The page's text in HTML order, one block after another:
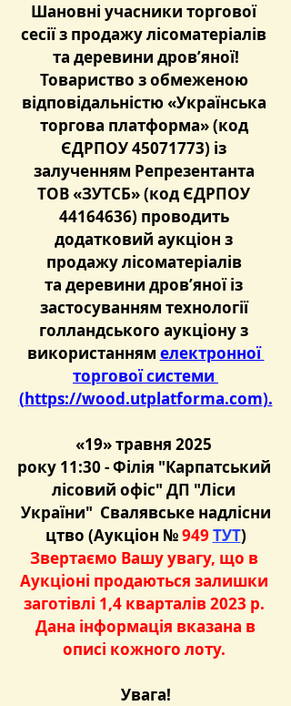
Шановні учасники торгової
сесії з продажу лісоматеріалів
та деревини дров’яної!
Товариство з обмеженою
відповідальністю «Українська
торгова платформа» (код
ЄДРПОУ 45071773) із
залученням Репрезентанта
ТОВ «ЗУТСБ» (код ЄДРПОУ
44164636) проводить
додатковий аукціон з
продажу лісоматеріалів
та деревини дров’яної із
застосуванням технології
голландського аукціону з
використанням електронної
торгової системи
(https://wood.utplatforma.com).
«19» травня 2025
року 11:30 - Філія "Карпатський
лісовий офіс" ДП "Ліси
України"  Свалявське надлісни
цтво (Аукціон № 949 ТУТ)
Звертаємо Вашу увагу, що в
Аукціоні продаються залишки
заготівлі 1,4 кварталів 2023 р.
Дана інформація вказана в
описі кожного лоту.
Увага!